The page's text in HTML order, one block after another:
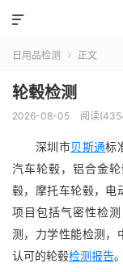

日用品检测  正文
轮毂检测
2026-08-05 阅读
深圳市贝斯通标
汽车轮毂，铝合金
毂，摩托车轮毂，电
项目包括气密性检
测，力学性能检测，
认可的轮毂检测报告。